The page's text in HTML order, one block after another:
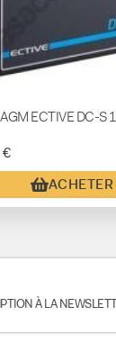
ECTIVE DC-S
ACHETER
À LA